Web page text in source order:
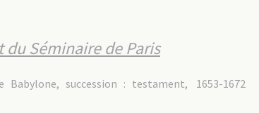
du Séminaire de Paris
1653-1672
Babylone, succession : testament,